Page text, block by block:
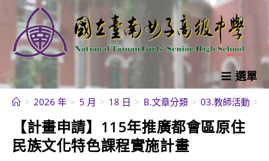
內
選單
> 2026 年 > 5 月 > 18 日 > B.文章分類 > 03.教師活動 >
【計畫申請】115年推廣都會區原住
民族文化特色課程實施計畫